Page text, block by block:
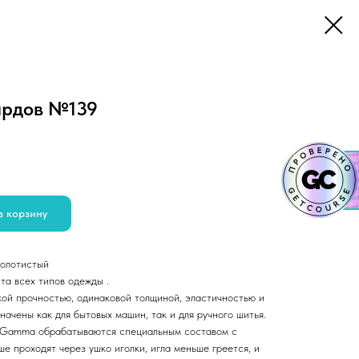
№139
корзину
всех типов одежды .
прочностью, одинаковой толщиной, эластичностью и
как для бытовых машин, так и для ручного шитья.
обрабатываются специальным составом с
проходят через ушко иголки, игла меньше греется, и